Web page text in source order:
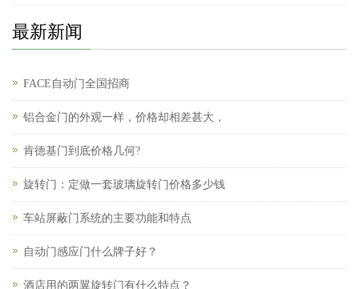
最新新闻
FACE自动门全国招商
铝合金门的外观一样，价格却相差甚大，
肯德基门到底价格几何?
旋转门：定做一套玻璃旋转门价格多少钱
车站屏蔽门系统的主要功能和特点
自动门感应门什么牌子好？
酒店用的两翼旋转门有什么特点？